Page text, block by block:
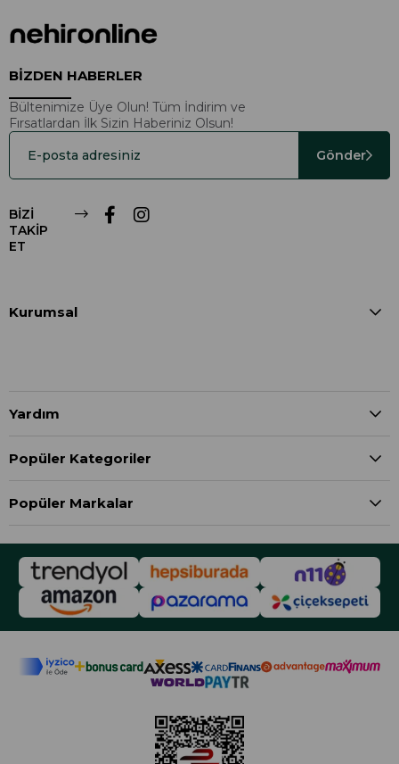
BİZDEN HABERLER
Bültenimize Üye Olun! Tüm İndirim ve
Fırsatlardan İlk Sizin Haberiniz Olsun!
Gönder
BİZİ
TAKİP
ET
Kurumsal
Yardım
Popüler Kategoriler
Popüler Markalar